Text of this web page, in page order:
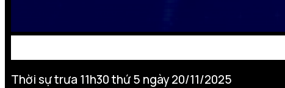
Thời sự trưa 11h30 thứ 5 ngày 20/11/2025